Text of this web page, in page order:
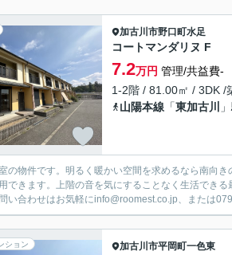
加古川市野口町水足
コートマンダリヌ F
7.2万円 管理/共益費-
1-2階 / 81.00㎡ / 3DK /
山陽本線 「東加古川
の物件です。明るく暖かい空間を求めるなら南向
できます。上階の音を気にすることなく生活でき
い合わせはお気軽にinfo@roomest.co.jp、または
ション 加古川市平岡町一色東